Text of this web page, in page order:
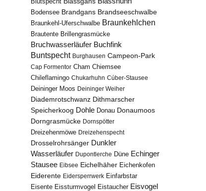
Bodensee Brandgans Brandseeschwalbe
Braunkehl-Uferschwalbe Braunkehlchen
Brautente Brillengrasmücke
Bruchwasserläufer Buchfink
Buntspecht Burghausen Campeon-Park
Cap Formentor Cham Chiemsee
Chileflamingo Chukarhuhn Cúber-Stausee
Deininger Moos Deininger Weiher
Diademrotschwanz Dithmarscher
Speicherkoog Dohle Donau Donaumoos
Dorngrasmücke Dornspötter
Dreizehenmöwe Dreizehenspecht
Drosselrohrsänger Dunkler
Wasserläufer Dupontlerche Düne Echinger
Stausee Eibsee Eichelhäher Eichenkofen
Eiderente Eidersperrwerk Einfarbstar
Eisente Eissturmvogel Eistaucher Eisvogel